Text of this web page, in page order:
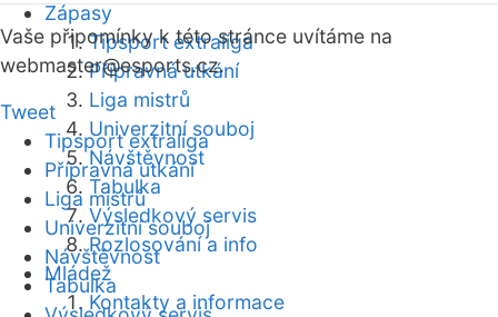
Zápasy
Tipsport extraliga
Přípravná utkání
Liga mistrů
Univerzitní souboj
Návštěvnost
Tabulka
Výsledkový servis
Rozlosování a info
Mládež
Kontakty a informace
Vaše připomínky k této stránce uvítáme na
webmaster@esports.cz.
Tweet
Tipsport extraliga
Přípravná utkání
Liga mistrů
Univerzitní souboj
Návštěvnost
Tabulka